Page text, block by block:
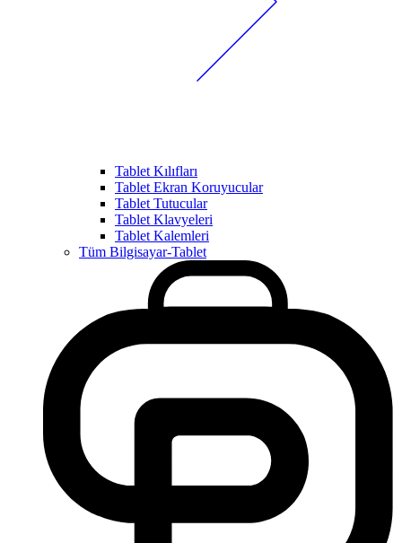
Tablet Kılıfları
Tablet Ekran Koruyucular
Tablet Tutucular
Tablet Klavyeleri
Tablet Kalemleri
Tüm Bilgisayar-Tablet